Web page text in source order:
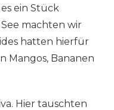
ein Stück
machten wir
hatten hierfür
Mangos, Bananen
Hier tauschten